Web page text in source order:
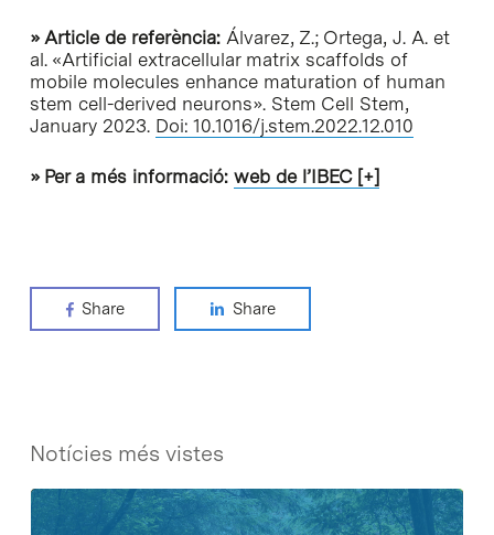
» Article de referència:Álvarez, Z.; Ortega, J. A. et
al. «Artificial extracellular matrix scaffolds of
mobile molecules enhance maturation of human
stem cell-derived neurons». Stem Cell Stem,
January 2023. Doi: 10.1016/j.stem.2022.12.010
» Per a més informació: web de l’IBEC [+]
Share Share
Notícies més vistes